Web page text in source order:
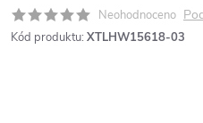
Neohodnoceno
Kód produktu: XTLHW15618-03